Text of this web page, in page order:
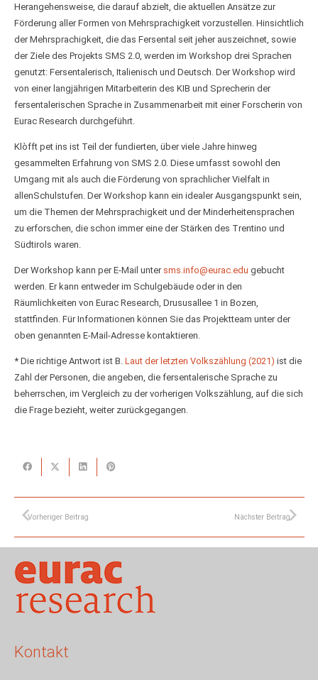
Herangehensweise, die darauf abzielt, die aktuellen Ansätze zur
Förderung aller Formen von Mehrsprachigkeit vorzustellen. Hinsichtlich
der Mehrsprachigkeit, die das Fersental seit jeher auszeichnet, sowie
der Ziele des Projekts SMS 2.0, werden im Workshop drei Sprachen
genutzt: Fersentalerisch, Italienisch und Deutsch. Der Workshop wird
von einer langjährigen Mitarbeiterin des KIB und Sprecherin der
fersentalerischen Sprache in Zusammenarbeit mit einer Forscherin von
Eurac Research durchgeführt.
Klòfft pet ins ist Teil der fundierten, über viele Jahre hinweg
gesammelten Erfahrung von SMS 2.0. Diese umfasst sowohl den
Umgang mit als auch die Förderung von sprachlicher Vielfalt in
allenSchulstufen. Der Workshop kann ein idealer Ausgangspunkt sein,
um die Themen der Mehrsprachigkeit und der Minderheitensprachen
zu erforschen, die schon immer eine der Stärken des Trentino und
Südtirols waren.
Der Workshop kann per E-Mail unter sms.info@eurac.edu gebucht
werden. Er kann entweder im Schulgebäude oder in den
Räumlichkeiten von Eurac Research, Drususallee 1 in Bozen,
stattfinden. Für Informationen können Sie das Projektteam unter der
oben genannten E-Mail-Adresse kontaktieren.
* Die richtige Antwort ist B. Laut der letzten Volkszählung (2021) ist die
Zahl der Personen, die angeben, die fersentalerische Sprache zu
beherrschen, im Vergleich zu der vorherigen Volkszählung, auf die sich
die Frage bezieht, weiter zurückgegangen.
Vorheriger Beitrag Nächster Beitrag
Kontakt